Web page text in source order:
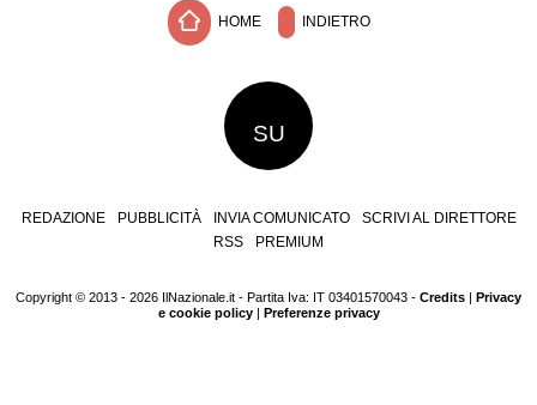
HOME INDIETRO
SU
REDAZIONE PUBBLICITÀ INVIA COMUNICATO
SCRIVI AL DIRETTORE
RSS
PREMIUM
Copyright © 2013 - 2026 IlNazionale.it - Partita Iva: IT 03401570043 - Credits | Privacy
e cookie policy| Preferenze privacy